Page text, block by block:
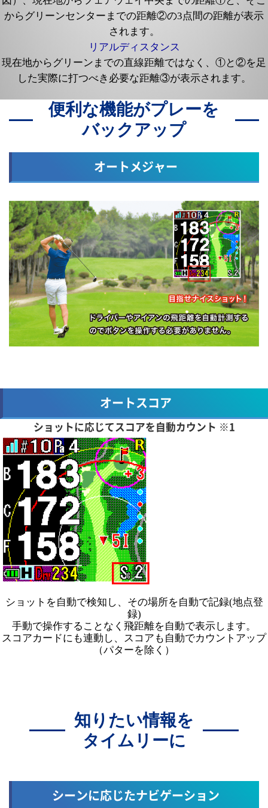
からグリーンセンターまでの距離②の3点間の距離が表示
されます。
リアルディスタンス
現在地からグリーンまでの直線距離ではなく、①と②を足
した実際に打つべき必要な距離③が表示されます。
便利な機能がプレーを
バックアップ
オートメジャー
オートスコア
ショットに応じてスコアを自動カウント ※1
ショットを自動で検知し、その場所を自動で記録(地点登
録)
手動で操作することなく飛距離を自動で表示します。
スコアカードにも連動し、スコアも自動でカウントアップ
（パターを除く）
知りたい情報を
タイムリーに
シーンに応じたナビゲーション